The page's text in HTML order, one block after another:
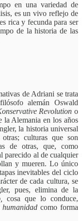
en una variedad de
es un vivo reflejo de
rica y fecunda para ser
de la historia de las
de Adriani se trata
alemán Oswald
Revolution o
la Alemania en los años
la historia universal
culturas que son
de otras, que, como
parecido al de cualquier
y mueren. Lo único
inevitables del ciclo
de cada cultura, se
pues, elimina de la
cosa que lo conduce,
humanidad como forma